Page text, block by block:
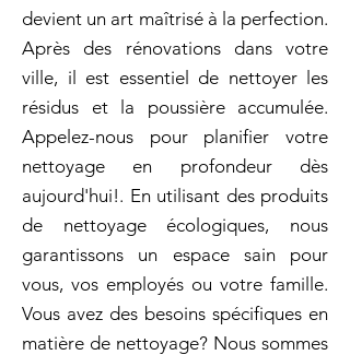
devient un art maîtrisé à la perfection.
Après des rénovations dans votre
ville, il est essentiel de nettoyer les
résidus et la poussière accumulée.
Appelez-nous pour planifier votre
nettoyage en profondeur dès
aujourd'hui!. En utilisant des produits
de nettoyage écologiques, nous
garantissons un espace sain pour
vous, vos employés ou votre famille.
Vous avez des besoins spécifiques en
matière de nettoyage? Nous sommes